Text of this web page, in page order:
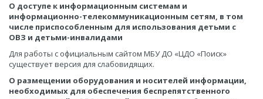
О доступе к информационным системам и
информационно-телекоммуникационным сетям, в том
числе приспособленным для использования детьми с
ОВЗ и детьми-инвалидами
Для работы с официальным сайтом МБУ ДО «ЦДО «Поиск»
существует версия для слабовидящих.
О размещении оборудования и носителей информации,
необходимых для обеспечения беспрепятственного